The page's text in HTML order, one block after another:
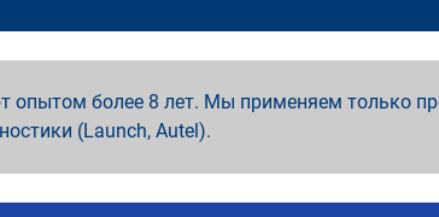
более 8 лет. Мы применяем только
(Launch, Autel).